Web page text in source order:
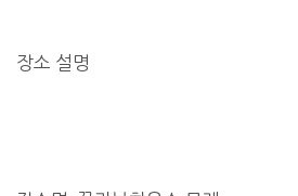
장소 설명